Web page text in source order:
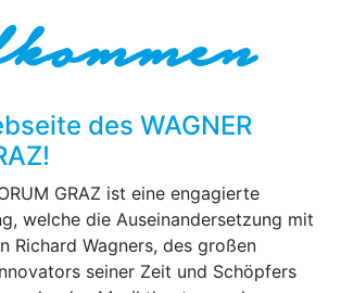
des WAGNER
GRAZ ist eine engagierte
welche die Auseinandersetzung mit
Richard Wagners, des großen
seiner Zeit und Schöpfers